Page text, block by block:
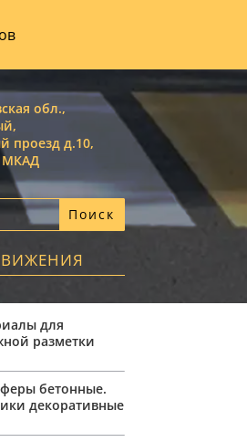
обл.,
проезд д.10,
МКАД
для
разметки
бетонные.
декоративные